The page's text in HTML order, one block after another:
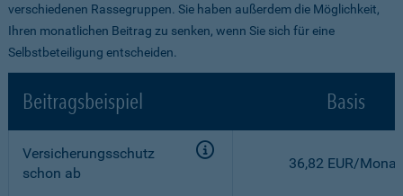
verschiedenen Rassegruppen. Sie haben außerdem die Möglichkeit,
Ihren monatlichen Beitrag zu senken, wenn Sie sich für eine
Selbstbeteiligung entscheiden.
Beitragsbeispiel Basis
Versicherungsschutz
schon ab
36,82 EUR/Monat